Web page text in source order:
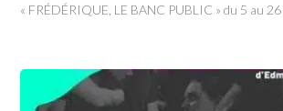
« FRÉDÉRIQUE, LE BANC PUBLIC » du 5 au